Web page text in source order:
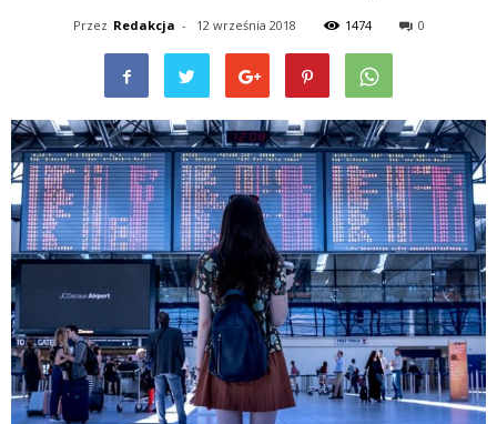
Przez Redakcja - 12 września 2018 1474 0